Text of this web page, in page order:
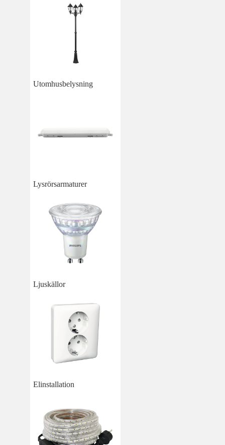
Utomhusbelysning
Lysrörsarmaturer
Ljuskällor
Elinstallation